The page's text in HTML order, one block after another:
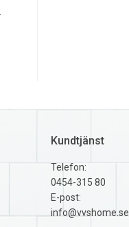
Kundtjänst
Telefon:
0454-315 80
E-post:
info@vvshome.se